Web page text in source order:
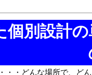
個別設計
・どんな場所で、ど